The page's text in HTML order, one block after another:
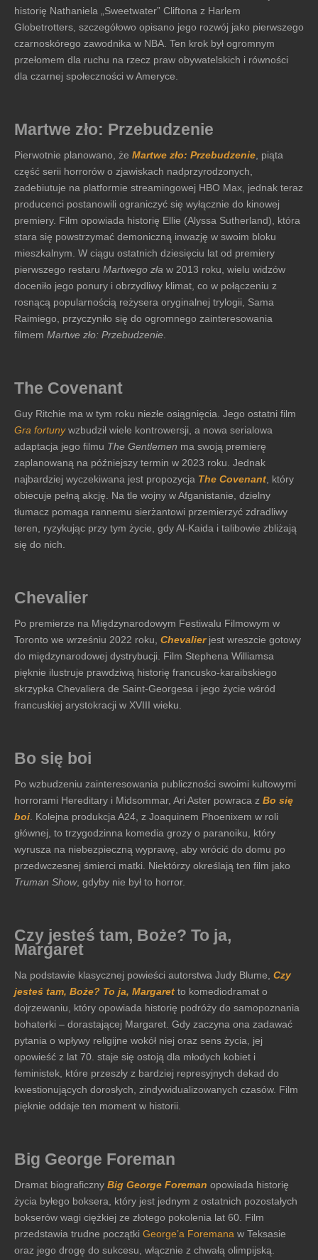
historię Nathaniela „Sweetwater” Cliftona z Harlem
Globetrotters, szczegółowo opisano jego rozwój jako pierwszego
czarnoskórego zawodnika w NBA. Ten krok był ogromnym
przełomem dla ruchu na rzecz praw obywatelskich i równości
dla czarnej społeczności w Ameryce.
Martwe zło: Przebudzenie
Pierwotnie planowano, że Martwe zło: Przebudzenie , piąta
część serii horrorów o zjawiskach nadprzyrodzonych,
zadebiutuje na platformie streamingowej HBO Max, jednak teraz
producenci postanowili ograniczyć się wyłącznie do kinowej
premiery. Film opowiada historię Ellie (Alyssa Sutherland), która
stara się powstrzymać demoniczną inwazję w swoim bloku
mieszkalnym. W ciągu ostatnich dziesięciu lat od premiery
pierwszego restaru Martwego zła w 2013 roku, wielu widzów
doceniło jego ponury i obrzydliwy klimat, co w połączeniu z
rosnącą popularnością reżysera oryginalnej trylogii, Sama
Raimiego, przyczyniło się do ogromnego zainteresowania
filmem Martwe zło: Przebudzenie
The Covenant
Guy Ritchie ma w tym roku niezłe osiągnięcia. Jego ostatni film
Gra fortunywzbudził wiele kontrowersji, a nowa serialowa
adaptacja jego filmu The Gentlemen ma swoją premierę
zaplanowaną na późniejszy termin w 2023 roku. Jednak
najbardziej wyczekiwana jest propozycja The Covenant , który
obiecuje pełną akcję. Na tle wojny w Afganistanie, dzielny
tłumacz pomaga rannemu sierżantowi przemierzyć zdradliwy
teren, ryzykując przy tym życie, gdy Al-Kaida i talibowie zbliżają
się do nich.
Chevalier
Po premierze na Międzynarodowym Festiwalu Filmowym w
Toronto we wrześniu 2022 roku, Chevalierjest wreszcie gotowy
do międzynarodowej dystrybucji. Film Stephena Williamsa
pięknie ilustruje prawdziwą historię francusko-karaibskiego
skrzypka Chevaliera de Saint-Georgesa i jego życie wśród
francuskiej arystokracji w XVIII wieku.
Bo się boi
Po wzbudzeniu zainteresowania publiczności swoimi kultowymi
horrorami Hereditary i Midsommar, Ari Aster powraca z Bo się
boi . Kolejna produkcja A24, z Joaquinem Phoenixem w roli
głównej, to trzygodzinna komedia grozy o paranoiku, który
wyrusza na niebezpieczną wyprawę, aby wrócić do domu po
przedwczesnej śmierci matki. Niektórzy określają ten film jako
Truman Show, gdyby nie był to horror.
Czy jesteś tam, Boże? To ja,
Margaret
Na podstawie klasycznej powieści autorstwa Judy Blume, Czy
jesteś tam, Boże? To ja, Margaret to komediodramat o
dojrzewaniu, który opowiada historię podróży do samopoznania
bohaterki – dorastającej Margaret. Gdy zaczyna ona zadawać
pytania o wpływy religijne wokół niej oraz sens życia, jej
opowieść z lat 70. staje się ostoją dla młodych kobiet i
feministek, które przeszły z bardziej represyjnych dekad do
kwestionujących dorosłych, zindywidualizowanych czasów. Film
pięknie oddaje ten moment w historii.
Big George Foreman
Dramat biograficzny Big George Foreman opowiada historię
życia byłego boksera, który jest jednym z ostatnich pozostałych
bokserów wagi ciężkiej ze złotego pokolenia lat 60. Film
przedstawia trudne początki George’a Foremana w Teksasie
oraz jego drogę do sukcesu, włącznie z chwałą olimpijską.